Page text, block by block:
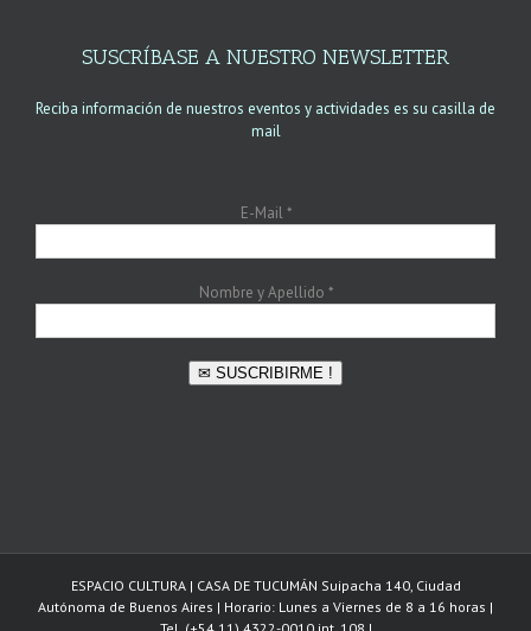
SUSCRÍBASE A NUESTRO NEWSLETTER
Reciba información de nuestros eventos y actividades es su casilla de
mail
E-Mail*
Nombre y Apellido *
✉ SUSCRIBIRME !
ESPACIO CULTURA | CASA DE TUCUMÁN Suipacha 140, Ciudad
Autónoma de Buenos Aires | Horario: Lunes a Viernes de 8 a 16 horas |